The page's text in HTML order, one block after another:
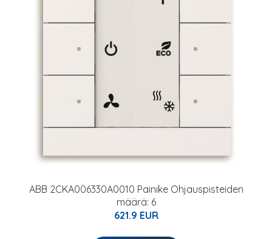
ABB 2CKA006330A0010 Painike Ohjauspisteiden
määrä: 6
621.9 EUR